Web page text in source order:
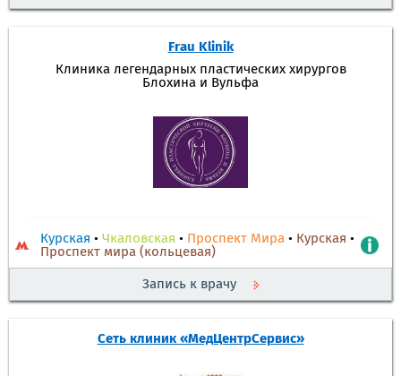
Frau Klinik
Клиника легендарных пластических хирургов
Блохина и Вульфа
Курская • Чкаловская • Проспект Мира • Курская •
Проспект мира (кольцевая)
Запись к врачу
Сеть клиник «МедЦентрСервис»